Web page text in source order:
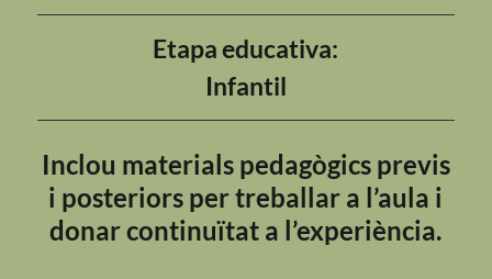
Etapa educativa:
Infantil
Inclou materials pedagògics previs
i posteriors per treballar a l’aula i
donar continuïtat a l’experiència.